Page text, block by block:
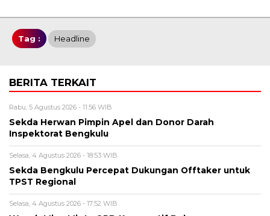
Tag : Headline
BERITA TERKAIT
Rabu, 5 Agustus 2026 - 11:56 WIB
Sekda Herwan Pimpin Apel dan Donor Darah
Inspektorat Bengkulu
Selasa, 4 Agustus 2026 - 18:53 WIB
Sekda Bengkulu Percepat Dukungan Offtaker untuk
TPST Regional
Selasa, 4 Agustus 2026 - 17:52 WIB